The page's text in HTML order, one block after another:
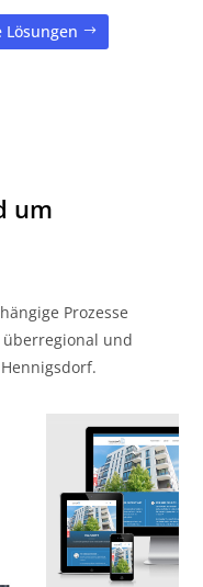
Lösungen
um
Prozesse
und